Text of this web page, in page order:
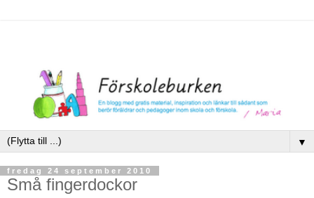
▼
fredag 24 september 2010
Små fingerdockor